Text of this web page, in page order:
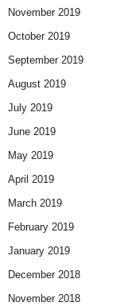
November 2019
October 2019
September 2019
August 2019
July 2019
June 2019
May 2019
April 2019
March 2019
February 2019
January 2019
December 2018
November 2018